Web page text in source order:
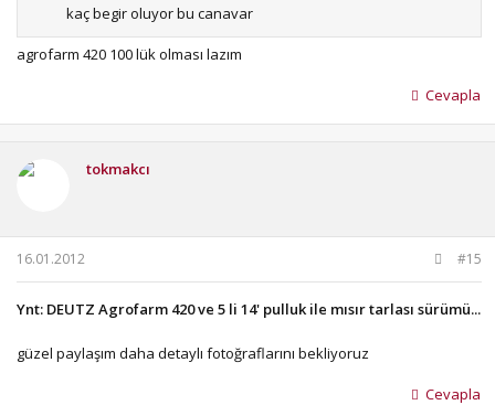
kaç begir oluyor bu canavar
agrofarm 420 100 lük olması lazım
Cevapla
tokmakcı
16.01.2012 #15
Ynt: DEUTZ Agrofarm 420 ve 5 li 14' pulluk ile mısır tarlası sürümü...
güzel paylaşım daha detaylı fotoğraflarını bekliyoruz
Cevapla